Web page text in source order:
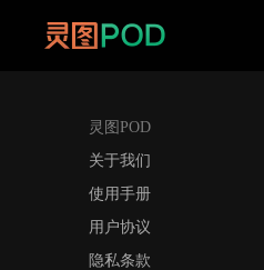
灵图POD
关于我们
使用手册
用户协议
隐私条款